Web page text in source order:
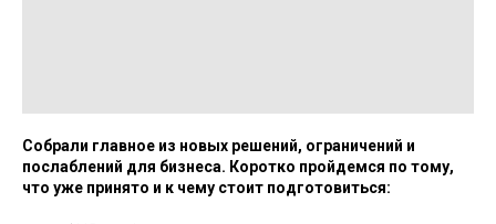
Собрали главное из новых решений, ограничений и
послаблений для бизнеса. Коротко пройдемся по тому,
что уже принято и к чему стоит подготовиться: